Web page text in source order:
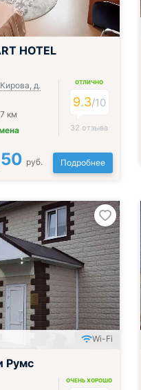
HOTEL
д.
км
ОТЛИЧНО
9.3/10
32 отзыва
руб. Подробнее
Wi-Fi
Румс
ОЧЕНЬ ХОРОШО